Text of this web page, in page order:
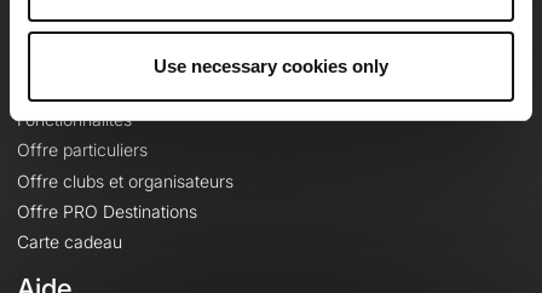
Use necessary cookies only
Fonctionnalités
Offre particuliers
Offre clubs et organisateurs
Offre PRO Destinations
Carte cadeau